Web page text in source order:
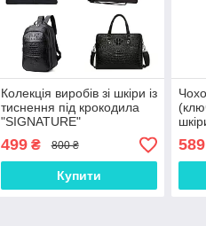
Колекція виробів зі шкіри із
тиснення під крокодила
"SIGNATURE"
499₴ 800 ₴
Купити
589